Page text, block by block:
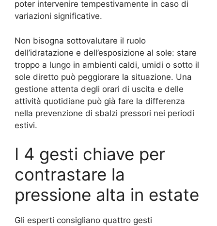
poter intervenire tempestivamente in caso di
variazioni significative.
Non bisogna sottovalutare il ruolo
dell’idratazione e dell’esposizione al sole: stare
troppo a lungo in ambienti caldi, umidi o sotto il
sole diretto può peggiorare la situazione. Una
gestione attenta degli orari di uscita e delle
attività quotidiane può già fare la differenza
nella prevenzione di sbalzi pressori nei periodi
estivi.
I 4 gesti chiave per
contrastare la
pressione alta in estate
Gli esperti consigliano quattro gesti